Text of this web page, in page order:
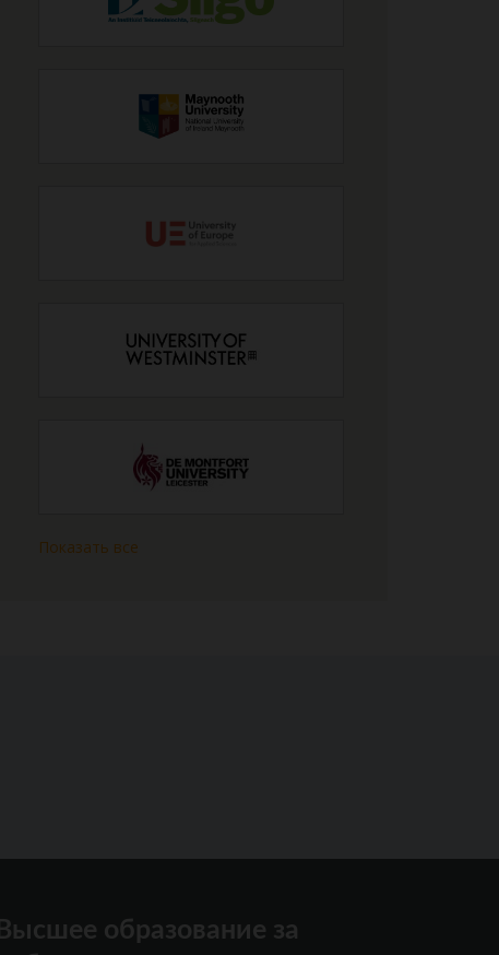
Показать все
Высшее образование за